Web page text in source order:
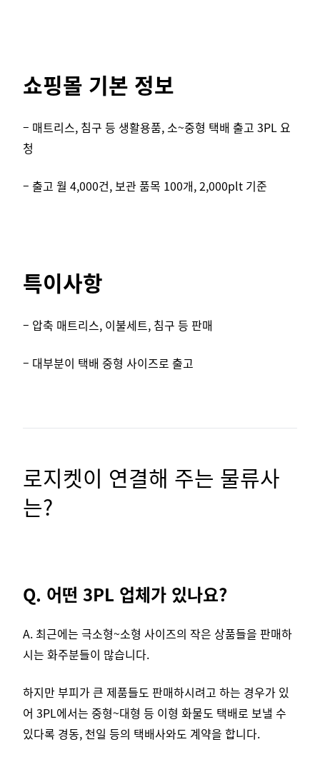
쇼핑몰 기본 정보
– 매트리스, 침구 등 생활용품, 소~중형 택배 출고 3PL 요
청
– 출고 월 4,000건, 보관 품목 100개, 2,000plt 기준
특이사항
– 압축 매트리스, 이불세트, 침구 등 판매
– 대부분이 택배 중형 사이즈로 출고
로지켓이 연결해 주는 물류사
는?
Q. 어떤 3PL 업체가 있나요?
A. 최근에는 극소형~소형 사이즈의 작은 상품들을 판매하
시는 화주분들이 많습니다.
하지만 부피가 큰 제품들도 판매하시려고 하는 경우가 있
어 3PL에서는 중형~대형 등 이형 화물도 택배로 보낼 수
있다록 경동, 천일 등의 택배사와도 계약을 합니다.